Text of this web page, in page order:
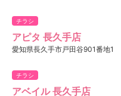
チラシ
アピタ 長久手店
愛知県長久手市戸田谷901番地1
チラシ
アベイル 長久手店